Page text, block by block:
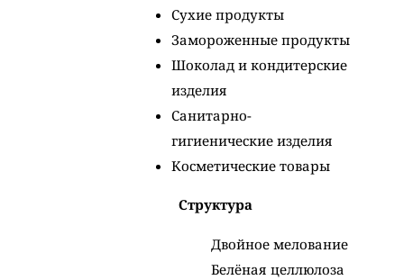
Сухие продукты
Замороженные продукты
Шоколад и кондитерские
изделия
Санитарно-
гигиенические изделия
Косметические товары
Структура
Двойное мелование
Белёная целлюлоза